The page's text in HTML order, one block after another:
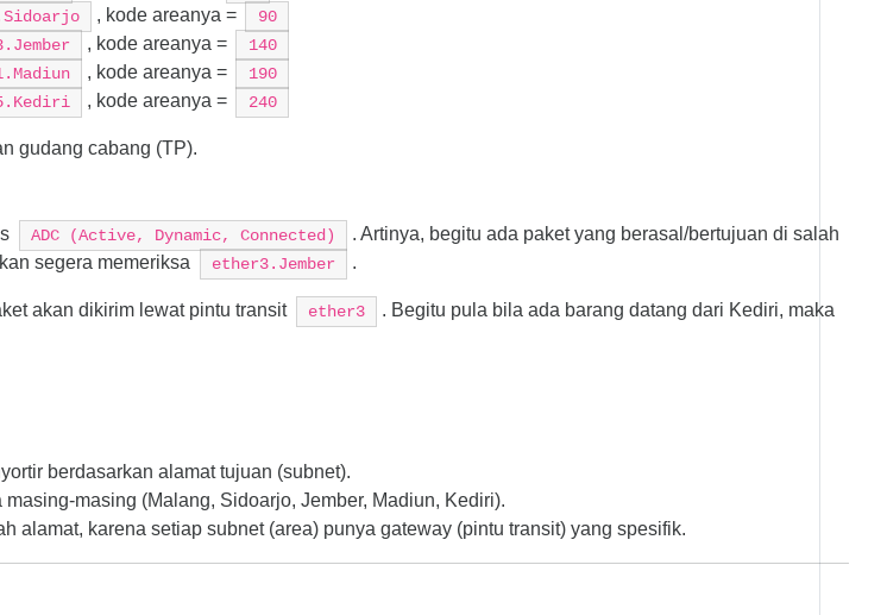
, kode areanya =
90
, kode areanya =
140
, kode areanya =
190
, kode areanya = 240
gudang cabang (TP).
ADC (Active, Dynamic, Connected)
. Artinya, begitu ada paket yang berasal/bertujuan di salah
segera memeriksa ether3.Jember .
akan dikirim lewat pintu transit ether3
. Begitu pula bila ada barang datang dari Kediri, maka
berdasarkan alamat tujuan (subnet).
masing (Malang, Sidoarjo, Jember, Madiun, Kediri).
alamat, karena setiap subnet (area) punya gateway (pintu transit) yang spesifik.